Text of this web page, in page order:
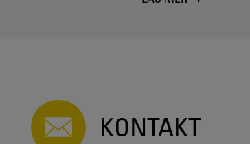
KONTAKT